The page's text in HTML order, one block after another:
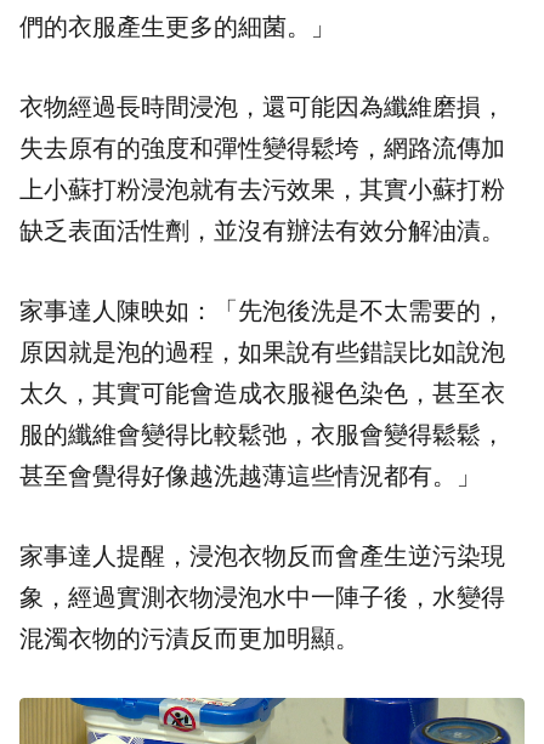
們的衣服產生更多的細菌。」
衣物經過長時間浸泡，還可能因為纖維磨損，
失去原有的強度和彈性變得鬆垮，網路流傳加
上小蘇打粉浸泡就有去污效果，其實小蘇打粉
缺乏表面活性劑，並沒有辦法有效分解油漬。
家事達人陳映如：「先泡後洗是不太需要的，
原因就是泡的過程，如果說有些錯誤比如說泡
太久，其實可能會造成衣服褪色染色，甚至衣
服的纖維會變得比較鬆弛，衣服會變得鬆鬆，
甚至會覺得好像越洗越薄這些情況都有。」
家事達人提醒，浸泡衣物反而會產生逆污染現
象，經過實測衣物浸泡水中一陣子後，水變得
混濁衣物的污漬反而更加明顯。